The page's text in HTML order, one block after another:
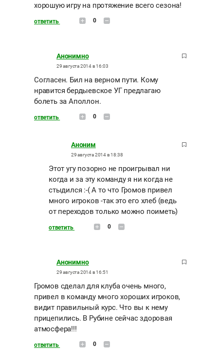
хорошую игру на протяжение всего сезона!
ответить 0
Анонимно
29 августа 2014 в 16:03
Согласен. Бил на верном пути. Кому
нравится бердыевское УГ предлагаю
болеть за Аполлон.
ответить 0
Аноним
29 августа 2014 в 18:38
Этот угу позорно не проигрывал ни
когда и за эту команду я ни когда не
стыдился :-( А то что Громов привел
много игроков -так это его хлеб (ведь
от переходов только можно поиметь)
ответить 0
Анонимно
29 августа 2014 в 16:51
Громов сделал для клуба очень много,
привел в команду много хороших игроков,
видит правильный курс. Что вы к нему
прицепились. В Рубине сейчас здоровая
атмосфера!!!
ответить 0